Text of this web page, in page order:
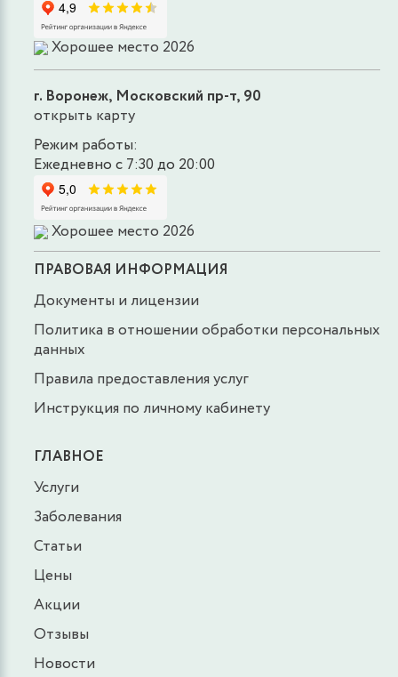
Хорошее место 2026
г. Воронеж, Московский пр-т, 90
открыть карту
Режим работы:
Ежедневно с 7:30 до 20:00
Хорошее место 2026
ПРАВОВАЯ ИНФОРМАЦИЯ
Документы и лицензии
Политика в отношении обработки персональных
данных
Правила предоставления услуг
Инструкция по личному кабинету
ГЛАВНОЕ
Услуги
Заболевания
Статьи
Цены
Акции
Отзывы
Новости